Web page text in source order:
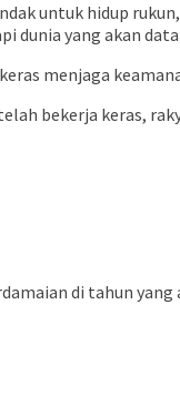
untuk hidup
yang akan
menjaga
bekerja keras,
di tahun